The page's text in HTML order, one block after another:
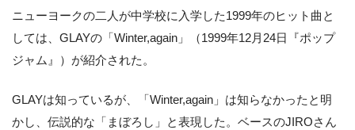
ニューヨークの二人が中学校に入学した1999年のヒット曲と
しては、GLAYの「Winter,again」（1999年12月24日『ポップ
ジャム』）が紹介された。
GLAYは知っているが、「Winter,again」は知らなかったと明
かし、伝説的な「まぼろし」と表現した。ベースのJIROさん